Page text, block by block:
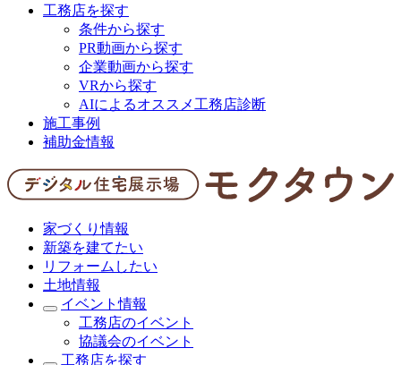
工務店を探す
条件から探す
PR動画から探す
企業動画から探す
VRから探す
AIによるオススメ工務店診断
施工事例
補助金情報
家づくり情報
新築を建てたい
リフォームしたい
土地情報
イベント情報
工務店のイベント
協議会のイベント
工務店を探す